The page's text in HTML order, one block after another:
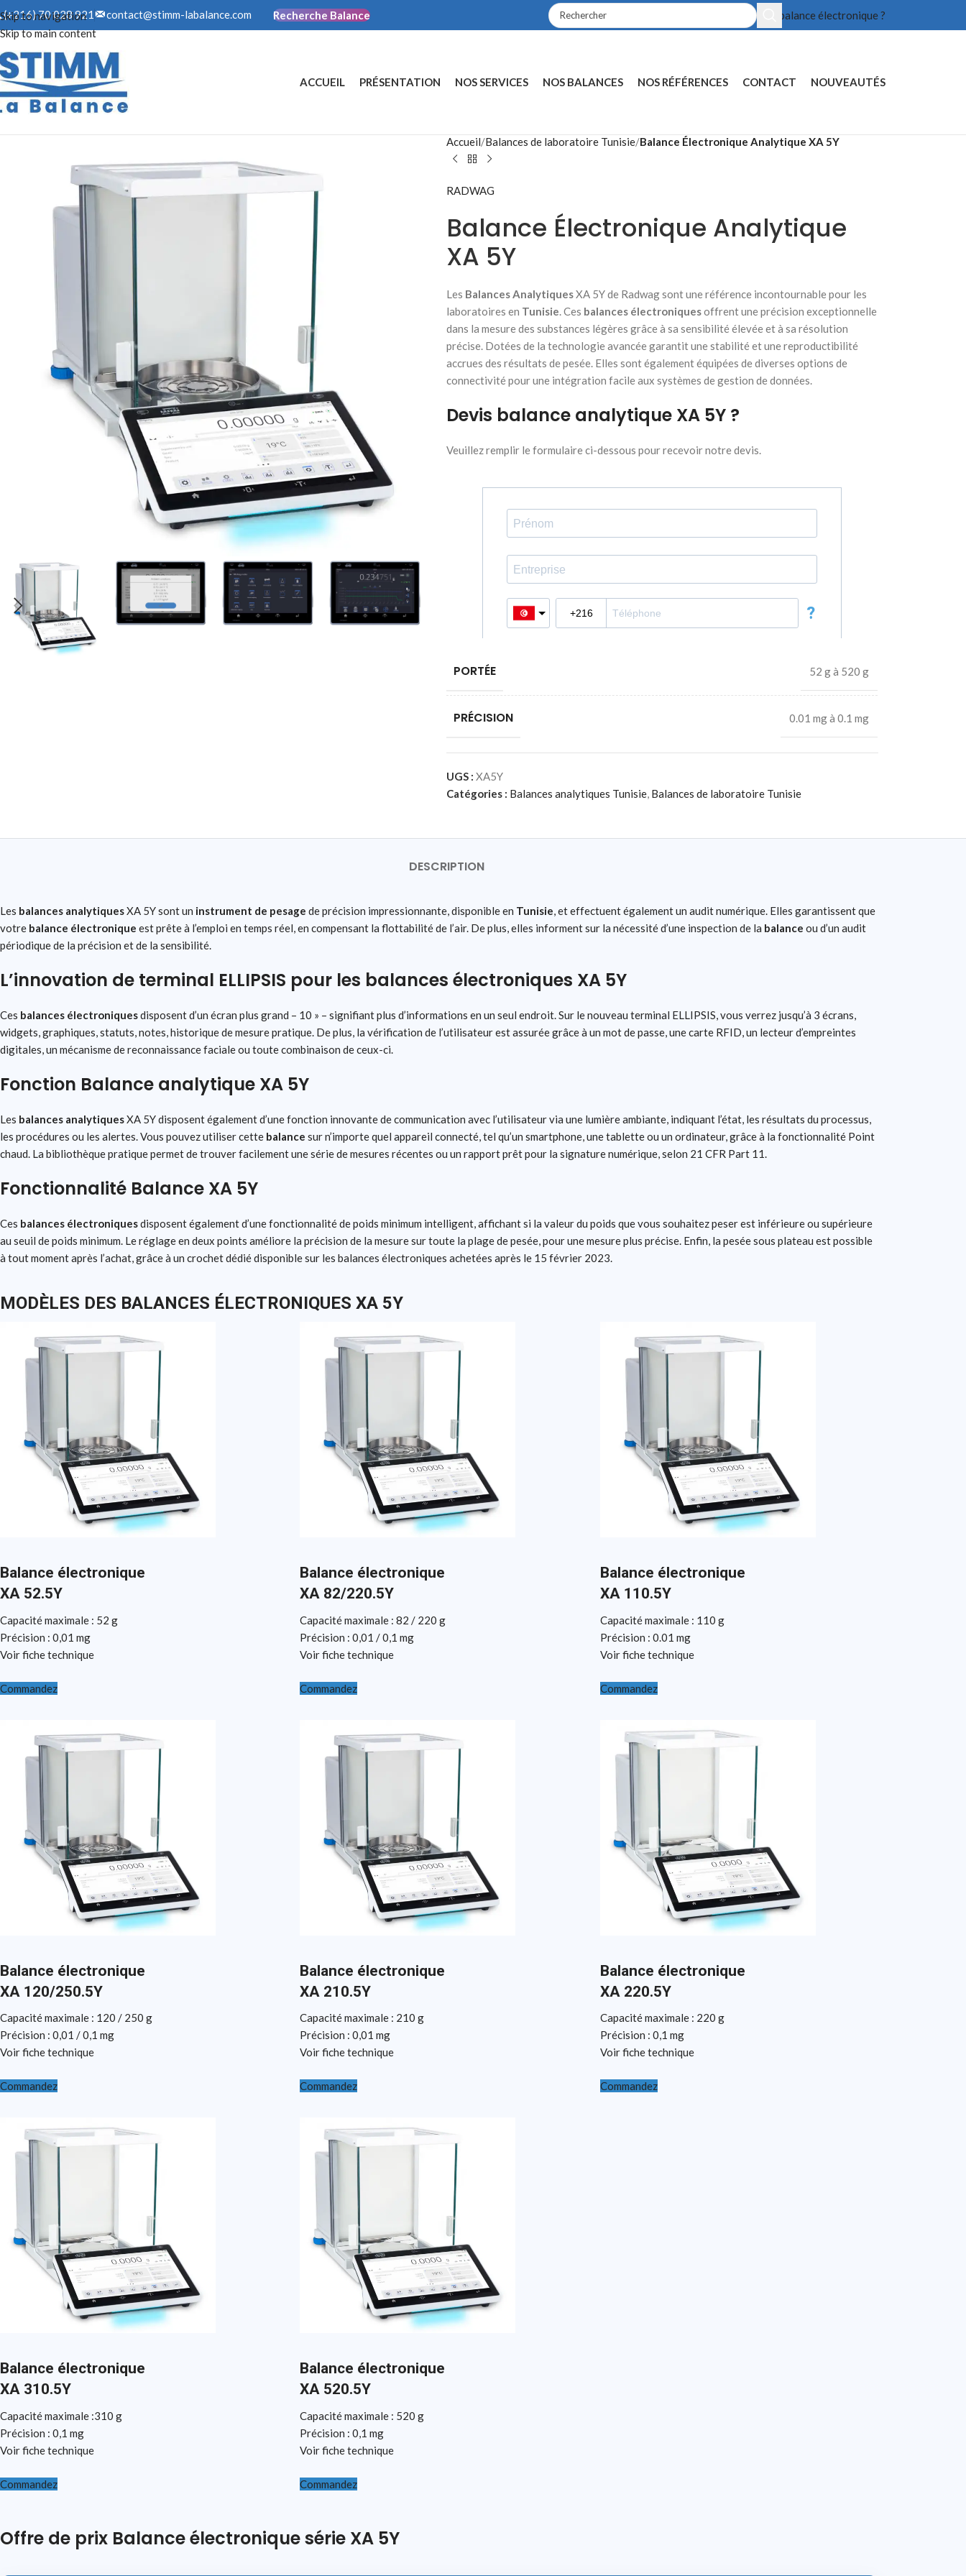
Skip to navigation
Skip to main content
(+216) 70 028 921 contact@stimm-labalance.com Recherche Balance Prix balance électronique ?
ACCUEIL PRÉSENTATION NOS SERVICES NOS BALANCES NOS RÉFÉRENCES CONTACT NOUVEAUTÉS
Accueil/Balances de laboratoire Tunisie/Balance Électronique Analytique XA 5Y
RADWAG
Balance Électronique Analytique
XA 5Y
Les Balances AnalytiquesXA 5Y de Radwag sont une référence incontournable pour les
laboratoires en Tunisie. Ces balances électroniquesoffrent une précision exceptionnelle
dans la mesure des substances légères grâce à sa sensibilité élevée et à sa résolution
précise. Dotées de la technologie avancée garantit une stabilité et une reproductibilité
accrues des résultats de pesée. Elles sont également équipées de diverses options de
connectivité pour une intégration facile aux systèmes de gestion de données.
Devis balance analytique XA 5Y ?
Veuillez remplir le formulaire ci-dessous pour recevoir notre devis.
PORTÉE 52 g à 520 g
PRÉCISION 0.01 mg à 0.1 mg
UGS : XA5Y
Catégories : Balances analytiques Tunisie, Balances de laboratoire Tunisie
DESCRIPTION
Les balances analytiquesXA 5Y sont un instrument de pesage de précision impressionnante, disponible en Tunisie, et effectuent également un audit numérique. Elles garantissent que
votre balance électronique est prête à l’emploi en temps réel, en compensant la flottabilité de l’air. De plus, elles informent sur la nécessité d’une inspection de la balance ou d’un audit
périodique de la précision et de la sensibilité.
L’innovation de terminal ELLIPSIS pour les balances électroniques XA 5Y
Ces balances électroniquesdisposent d’un écran plus grand – 10 » – signifiant plus d’informations en un seul endroit. Sur le nouveau terminal ELLIPSIS, vous verrez jusqu’à 3 écrans,
widgets, graphiques, statuts, notes, historique de mesure pratique. De plus, la vérification de l’utilisateur est assurée grâce à un mot de passe, une carte RFID, un lecteur d’empreintes
digitales, un mécanisme de reconnaissance faciale ou toute combinaison de ceux-ci.
Fonction Balance analytique XA 5Y
Les balances analytiquesXA 5Y disposent également d’une fonction innovante de communication avec l’utilisateur via une lumière ambiante, indiquant l’état, les résultats du processus,
les procédures ou les alertes. Vous pouvez utiliser cette balance sur n’importe quel appareil connecté, tel qu’un smartphone, une tablette ou un ordinateur, grâce à la fonctionnalité Point
chaud. La bibliothèque pratique permet de trouver facilement une série de mesures récentes ou un rapport prêt pour la signature numérique, selon 21 CFR Part 11.
Fonctionnalité Balance XA 5Y
Ces balances électroniquesdisposent également d’une fonctionnalité de poids minimum intelligent, affichant si la valeur du poids que vous souhaitez peser est inférieure ou supérieure
au seuil de poids minimum. Le réglage en deux points améliore la précision de la mesure sur toute la plage de pesée, pour une mesure plus précise. Enfin, la pesée sous plateau est possible
à tout moment après l’achat, grâce à un crochet dédié disponible sur les balances électroniques achetées après le 15 février 2023.
MODÈLES DES BALANCES ÉLECTRONIQUES XA 5Y
Balance électronique
XA 52.5Y
Capacité maximale : 52 g
Précision : 0,01 mg
Voir fiche technique
Commandez
Balance électronique
XA 82/220.5Y
Capacité maximale : 82 / 220 g
Précision : 0,01 / 0,1 mg
Voir fiche technique
Commandez
Balance électronique
XA 110.5Y
Capacité maximale : 110 g
Précision : 0.01 mg
Voir fiche technique
Commandez
Balance électronique
XA 120/250.5Y
Capacité maximale : 120 / 250 g
Précision : 0,01 / 0,1 mg
Voir fiche technique
Commandez
Balance électronique
XA 210.5Y
Capacité maximale : 210 g
Précision : 0,01 mg
Voir fiche technique
Commandez
Balance électronique
XA 220.5Y
Capacité maximale : 220 g
Précision : 0,1 mg
Voir fiche technique
Commandez
Balance électronique
XA 310.5Y
Capacité maximale :310 g
Précision : 0,1 mg
Voir fiche technique
Commandez
Balance électronique
XA 520.5Y
Capacité maximale : 520 g
Précision : 0,1 mg
Voir fiche technique
Commandez
Offre de prix Balance électronique série XA 5Y